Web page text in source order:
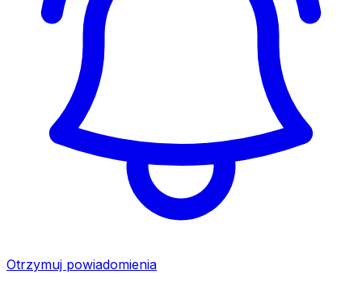
Otrzymuj powiadomienia